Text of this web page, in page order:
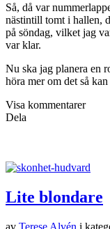
Så, då var
nästintill tomt i hallen,
på söndag, vilket jag
var klar.
Nu ska jag planera en
höra mer om det så
Visa kommentarer
Dela
Lite blondare
av Terese Alvén i